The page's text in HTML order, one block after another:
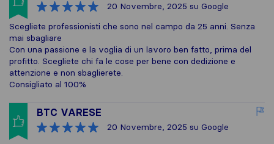
20 Novembre, 2025 su Google
Scegliete professionisti che sono nel campo da 25 anni. Senza
mai sbagliare
Con una passione e la voglia di un lavoro ben fatto, prima del
profitto. Scegliete chi fa le cose per bene con dedizione e
attenzione e non sbaglierete.
Consigliato al 100%
BTC VARESE
20 Novembre, 2025 su Google